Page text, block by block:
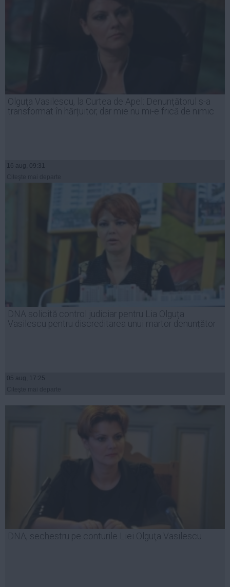
Olguţa Vasilescu, la Curtea de Apel: Denunțătorul s-a
transformat în hărțuitor, dar mie nu mi-e frică de nimic
16 aug, 09:31
DNA solicită control judiciar pentru Lia Olguța
Vasilescu pentru discreditarea unui martor denunțător
05 aug, 17:25
DNA, sechestru pe conturile Liei Olguţa Vasilescu